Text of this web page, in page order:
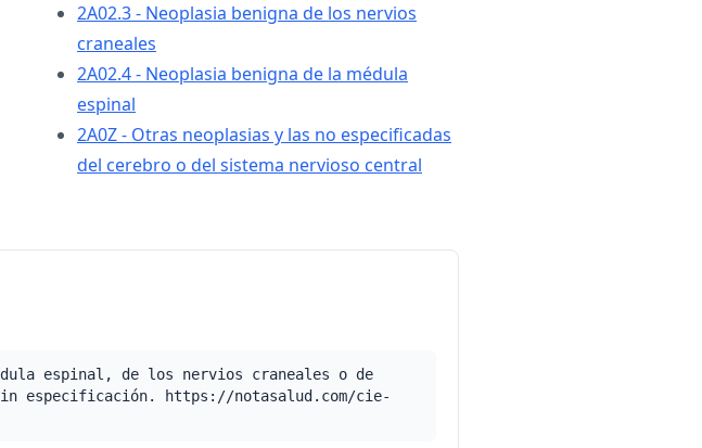
2A02.3 - Neoplasia benigna de los nervios
craneales
2A02.4 - Neoplasia benigna de la médula
espinal
2A0Z - Otras neoplasias y las no especificadas
del cerebro o del sistema nervioso central
espinal, de los nervios craneales o de
especificación. https://notasalud.com/cie-